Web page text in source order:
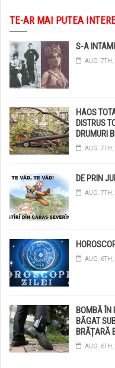
TE-AR MAI PUTEA
S-A
AUG. 7TH,
HAOS
DISTRUS
DRUMURI
DISTRUSE
AUG. 7TH,
DE PRIN
AUG. 7TH,
AUG. 6TH,
BOMBĂ ÎN
BĂGAT
BRĂȚARĂ
AUG. 6TH,